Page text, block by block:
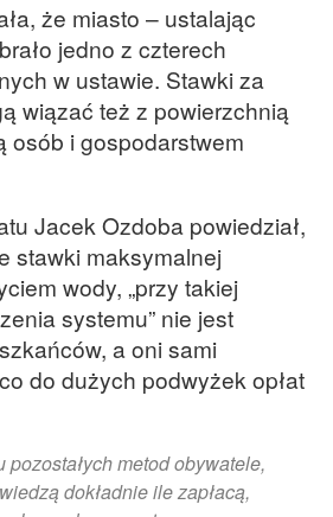
że miasto – ustalając
jedno z czterech
w ustawie. Stawki za
wiązać też z powierzchnią
osób i gospodarstwem
Jacek Ozdoba powiedział,
stawki maksymalnej
wody, „przy takiej
systemu” nie jest
a oni sami
do dużych podwyżek opłat
pozostałych metod obywatele,
dokładnie ile zapłacą,